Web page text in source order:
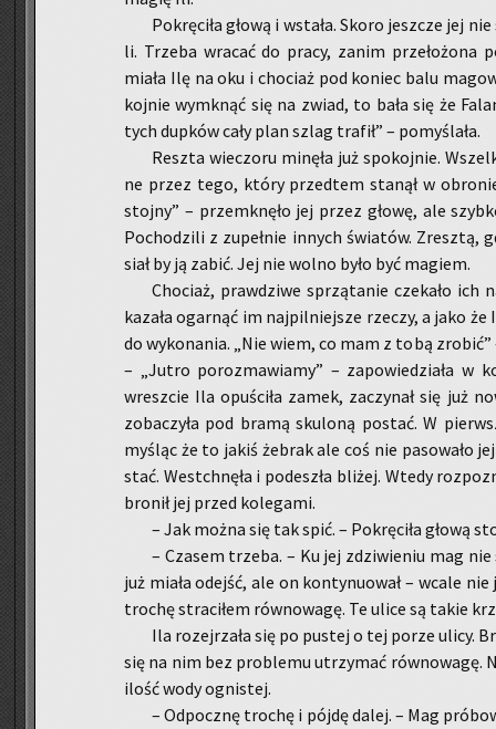
Po­krę­ci­ła głową i wsta­ła. Skoro jesz­cze jej
li. Trze­ba wra­cać do pracy, zanim prze­ło­żo­na
miała Ilę na oku i cho­ciaż pod ko­niec balu
koj­nie wy­mknąć się na zwiad, to bała się że
tych dup­ków cały plan szlag tra­fił” – po­my­śla­ła.
Resz­ta wie­czo­ru mi­nę­ła już spo­koj­nie.
ne przez tego, który przed­tem sta­nął w
stoj­ny” – prze­mknę­ło jej przez głowę, ale
Po­cho­dzi­li z zu­peł­nie in­nych świa­tów. Zresz­tą,
siał by ją zabić. Jej nie wolno było być ma­giem.
Cho­ciaż, praw­dzi­we sprzą­ta­nie cze­ka­ło
ka­za­ła ogar­nąć im naj­pil­niej­sze rze­czy, a jako
do wy­ko­na­nia. „Nie wiem, co mam z tobą
– „Jutro po­roz­ma­wia­my” – za­po­wie­dzia­ła w
wresz­cie Ila opu­ści­ła zamek, za­czy­nał się już
zo­ba­czy­ła pod bramą sku­lo­ną po­stać. W
my­śląc że to jakiś że­brak ale coś nie pa­so­wa­ło
stać. Wes­tchnę­ła i po­de­szła bli­żej. Wtedy
bro­nił jej przed ko­le­ga­mi.
– Jak można się tak spić. – Po­krę­ci­ła głową
– Cza­sem trze­ba. – Ku jej zdzi­wie­niu mag
już miała odejść, ale on kon­ty­nu­ował – wcale
tro­chę stra­ci­łem rów­no­wa­gę. Te ulice są takie
Ila ro­zej­rza­ła się po pu­stej o tej porze ulicy.
się na nim bez pro­ble­mu utrzy­mać rów­no­wa­gę.
ilość wody ogni­stej.
– Od­pocz­nę tro­chę i pójdę dalej. – Mag